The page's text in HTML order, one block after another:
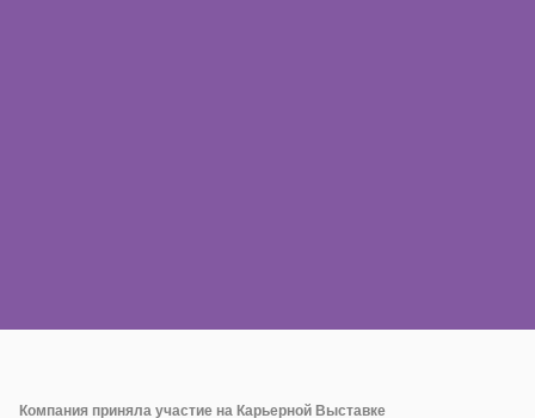
Компания приняла участие на Карьерной Выставке